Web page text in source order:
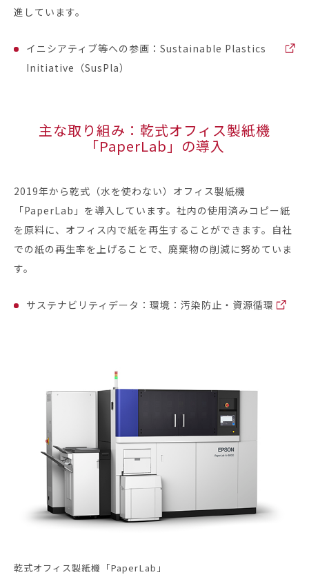
進しています。
イニシアティブ等への参画：Sustainable Plastics
Initiative（SusPla）
主な取り組み：乾式オフィス製紙機
「PaperLab」の導入
2019年から乾式（水を使わない）オフィス製紙機
「PaperLab」を導入しています。社内の使用済みコピー紙
を原料に、オフィス内で紙を再生することができます。自社
での紙の再生率を上げることで、廃棄物の削減に努めていま
す。
サステナビリティデータ：環境：汚染防止・資源循環
乾式オフィス製紙機「PaperLab」